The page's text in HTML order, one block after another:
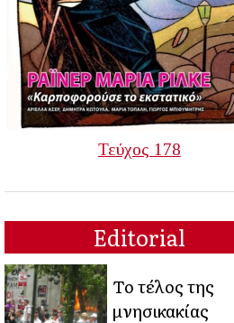
Τεύχος 178
Editorial
Το τέλος της
μνησικακίας